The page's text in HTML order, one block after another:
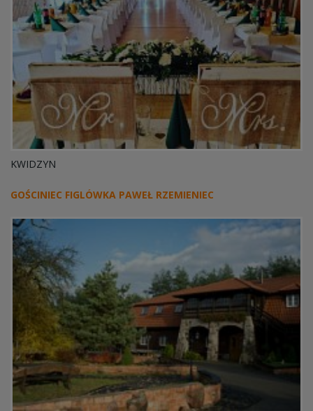
KWIDZYN
GOŚCINIEC FIGLÓWKA PAWEŁ RZEMIENIEC